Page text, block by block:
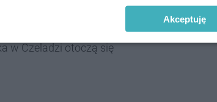
w praktyce oznacza,
wnętrze od podstaw.
w Czeladzi otoczą się
Akceptuję